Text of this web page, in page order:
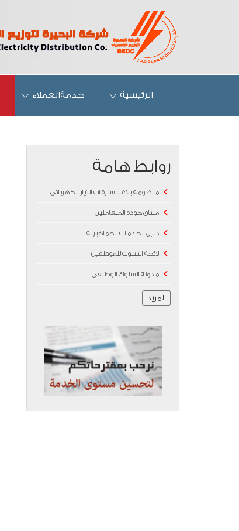
الرئيسية خدمةالعملاء
روابط هامة
منظومة بلاغات سرقات التيار الكهربائى
ميثاق جودة المتعاملين
دليل الخدمات الجماهيرية
لائحة السلوك للموظفين
مدونة السلوك الوظيفى
المزيد